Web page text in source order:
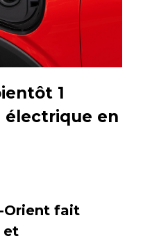
1
électrique en
Orient fait
et